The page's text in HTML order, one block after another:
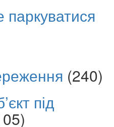
(240)
під